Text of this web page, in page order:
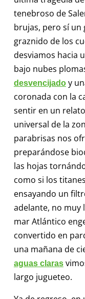
tenebroso de
brujas, pero sí un
graznido de los
desviamos hacia
bajo nubes
desvencijadoy
coronada con la
sentir en un
universal de la
parabrisas nos
preparándose
las hojas
como si los
ensayando un
adelante, no muy
mar Atlántico
convertido en
una mañana de
aguas claras
largo jugueteo.